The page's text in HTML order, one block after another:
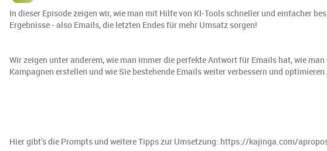
In dieser Episode zeigen wir, wie man mit Hilfe von KI-Tools schneller und einfacher
Ergebnisse - also Emails, die letzten Endes für mehr Umsatz sorgen!
Wir zeigen unter anderem, wie man immer die perfekte Antwort für Emails hat, wie
Kampagnen erstellen und wie Sie bestehende Emails weiter verbessern und optimieren.
Hier gibt’s die Prompts und weitere Tipps zur Umsetzung: https://kajinga.com/